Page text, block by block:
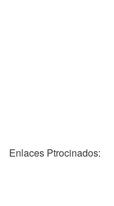
Enlaces Ptrocinados: